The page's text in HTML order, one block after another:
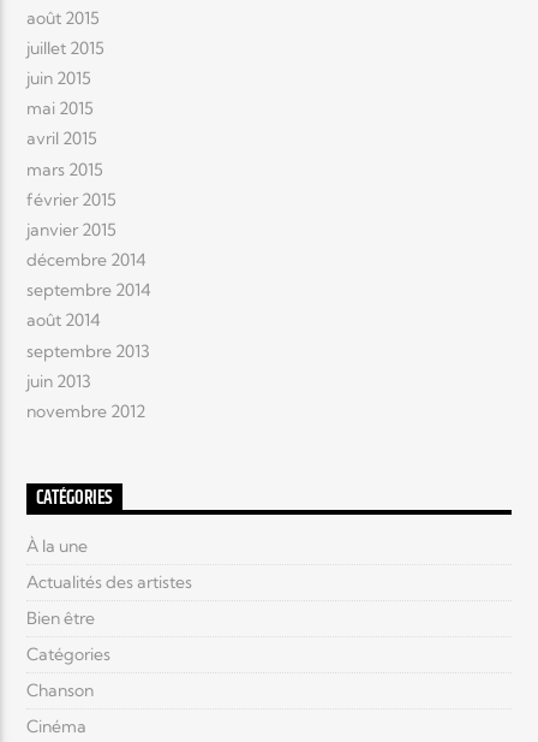
août 2015
juillet 2015
juin 2015
mai 2015
avril 2015
mars 2015
février 2015
janvier 2015
décembre 2014
septembre 2014
août 2014
septembre 2013
juin 2013
novembre 2012
CATÉGORIES
À la une
Actualités des artistes
Bien être
Catégories
Chanson
Cinéma